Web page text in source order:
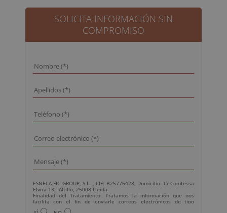
era:
1.520,00€.
es:
380,00€.
SOLICITA INFORMACIÓN SIN
COMPROMISO
ESNECA FIC GROUP, S.L. , CIF: B25776428, Domicilio: C/ Comtessa
Elvira 13 - Altillo, 25008 Lleida.
Finalidad del Tratamiento: Tratamos la información que nos
facilita con el fin de enviarle correos electrónicos de tipo
comercial relacionado con los productos ofrecidos y otros tipo de